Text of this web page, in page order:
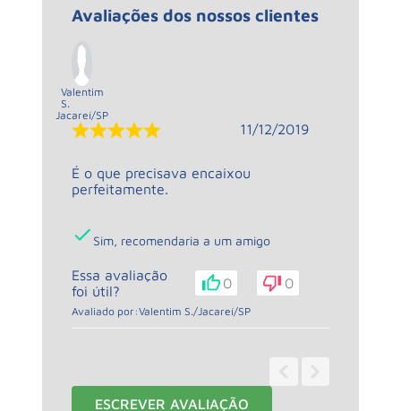
Avaliações dos nossos clientes
Valentim
S.
Jacareí/SP
11/12/2019
É o que precisava encaixou
perfeitamente.
Sim, recomendaria a um amigo
Essa avaliação
foi útil?
0 0
Avaliado por:Valentim S./Jacareí/SP
ESCREVER AVALIAÇÃO